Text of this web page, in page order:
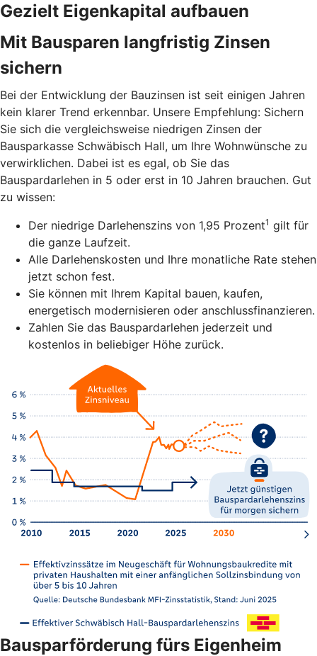
Gezielt Eigenkapital aufbauen
Mit Bausparen langfristig Zinsen
sichern
Bei der Entwicklung der Bauzinsen ist seit einigen Jahren
kein klarer Trend erkennbar. Unsere Empfehlung: Sichern
Sie sich die vergleichsweise niedrigen Zinsen der
Bausparkasse Schwäbisch Hall, um Ihre Wohnwünsche zu
verwirklichen. Dabei ist es egal, ob Sie das
Bauspardarlehen in 5 oder erst in 10 Jahren brauchen. Gut
zu wissen:
Der niedrige Darlehenszins von 1,95 Prozent1 gilt für
die ganze Laufzeit.
Alle Darlehenskosten und Ihre monatliche Rate stehen
jetzt schon fest.
Sie können mit Ihrem Kapital bauen, kaufen,
energetisch modernisieren oder anschlussfinanzieren.
Zahlen Sie das Bauspardarlehen jederzeit und
kostenlos in beliebiger Höhe zurück.
Bausparförderung fürs Eigenheim